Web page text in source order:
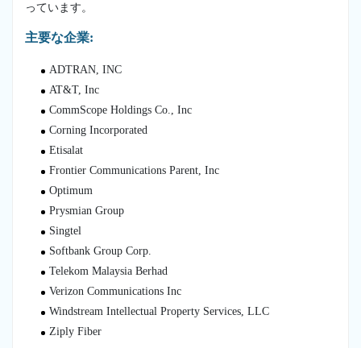
っています。
主要な企業:
ADTRAN, INC
AT&T, Inc
CommScope Holdings Co., Inc
Corning Incorporated
Etisalat
Frontier Communications Parent, Inc
Optimum
Prysmian Group
Singtel
Softbank Group Corp.
Telekom Malaysia Berhad
Verizon Communications Inc
Windstream Intellectual Property Services, LLC
Ziply Fiber